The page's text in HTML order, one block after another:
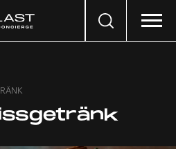
Search